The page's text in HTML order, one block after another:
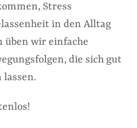
Stress
in den Alltag
üben wir einfache
die sich gut